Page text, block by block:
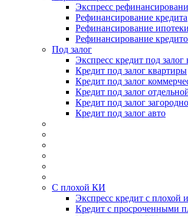
Экспресс
Рефинансирование кредита
Рефинансирование ипотеки
Рефинансирование
Под залог
Экспресс кредит под
Кредит под залог квартиры
Кредит под залог
Кредит под залог
Кредит под залог
Кредит под залог авто
С плохой КИ
Экспресс кредит с плохой
Кредит с просроченными